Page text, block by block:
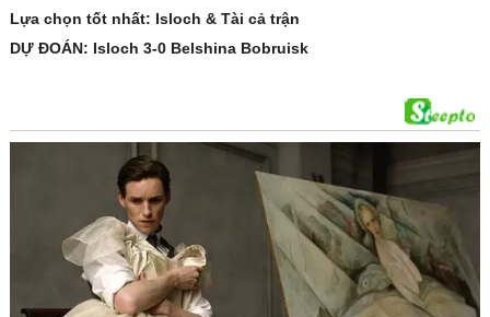
Lựa chọn tốt nhất: Isloch & Tài cả trận
DỰ ĐOÁN: Isloch 3-0 Belshina Bobruisk